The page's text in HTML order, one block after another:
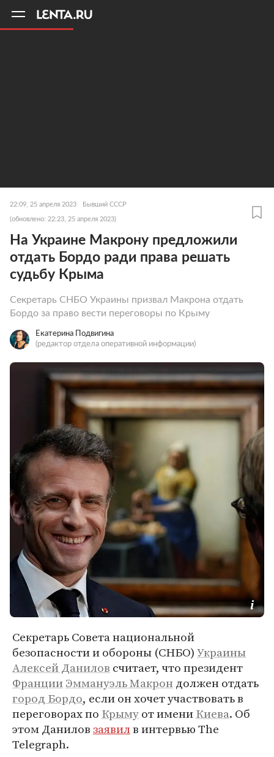
22:09, 25 апреля 2023 Бывший СССР
(обновлено: 22:23, 25 апреля 2023)
На Украине Макрону предложили
отдать Бордо ради права решать
судьбу Крыма
Секретарь СНБО Украины призвал Макрона отдать
Бордо за право вести переговоры по Крыму
Екатерина Подвигина
(редактор отдела оперативной информации)
Секретарь Совета национальной
безопасности и обороны (СНБО)Украины
Алексей Данилов считает, что президент
ФранцииЭммануэль Макрон должен отдать
город Бордо, если он хочет участвовать в
переговорах по Крымуот имениКиева. Об
этом Даниловзаявилв интервью The
Telegraph.